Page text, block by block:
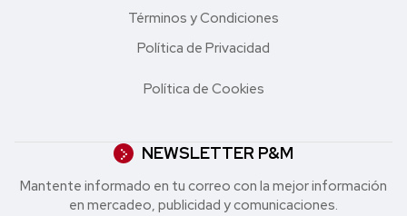
Términos y Condiciones
Política de Privacidad
Política de Cookies
NEWSLETTER P&M
Mantente informado en tu correo con la mejor in formación
en mercadeo, publicidad y comunicaciones.